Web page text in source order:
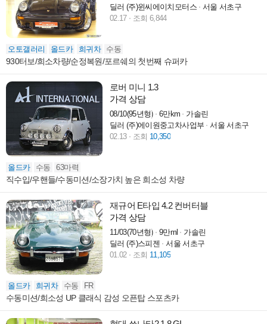
딜러 (주)윈씨에이치모터스
서울 서초구
02.17
조회 6,844
오토갤러리 올드카 희귀차 수동
930터보/희소차량/순정복원/포르쉐의 첫번째 슈퍼카
로버 미니 1.3
가격 상담
08/10(95년형) 6만km
가솔린
딜러 (주)에이원중고차사업부
서울 서초구
02.13
조회 10,350
올드카 수동 63마력
직수입/우핸들/수동미션/소장가치 높은 희소성 차량
재규어 E타입 4.2 컨버터블
가격 상담
11/03(70년형) 9만ml
가솔린
딜러 (주)스피젠
서울 서초구
01.02
조회 11,105
올드카 희귀차 수동 FR
수동미션/희소성 UP 클래식 감성 오픈탑 스포츠카